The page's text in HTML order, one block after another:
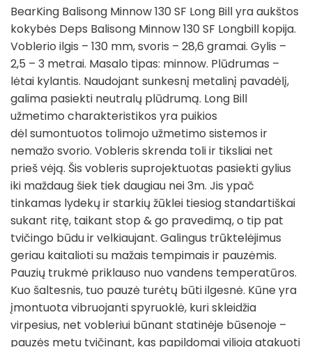
BearKing Balisong Minnow 130 SF Long Bill yra aukštos
kokybės Deps Balisong Minnow 130 SF Longbill kopija.
Voblerio ilgis – 130 mm, svoris – 28,6 gramai. Gylis –
2,5 – 3 metrai. Masalo tipas: minnow. Plūdrumas –
lėtai kylantis. Naudojant sunkesnį metalinį pavadėlį,
galima pasiekti neutralų plūdrumą. Long Bill
užmetimo charakteristikos yra puikios
dėl sumontuotos tolimojo užmetimo sistemos ir
nemažo svorio. Vobleris skrenda toli ir tiksliai net
prieš vėją. Šis vobleris suprojektuotas pasiekti gylius
iki maždaug šiek tiek daugiau nei 3m. Jis ypač
tinkamas lydekų ir starkių žūklei tiesiog standartiškai
sukant ritę, taikant stop & go pravedimą, o tip pat
tvičingo būdu ir velkiaujant. Galingus trūktelėjimus
geriau kaitalioti su mažais tempimais ir pauzėmis.
Pauzių trukmė priklauso nuo vandens temperatūros.
Kuo šaltesnis, tuo pauzė turėtų būti ilgesnė. Kūne yra
įmontuota vibruojanti spyruoklė, kuri skleidžia
virpesius, net vobleriui būnant statinėje būsenoje –
pauzės metu tvičinant, kas papildomai vilioja atakuoti